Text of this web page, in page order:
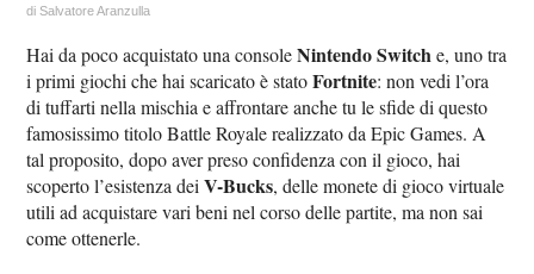
diSalvatore Aranzulla
Hai da poco acquistato una consoleNintendo Switche, uno tra
i primi giochi che hai scaricato è statoFortnite: non vedi l’ora
di tuffarti nella mischia e affrontare anche tu le sfide di questo
famosissimo titolo Battle Royale realizzato da Epic Games. A
tal proposito, dopo aver preso confidenza con il gioco, hai
scoperto l’esistenza deiV-Bucks, delle monete di gioco virtuale
utili ad acquistare vari beni nel corso delle partite, ma non sai
come ottenerle.